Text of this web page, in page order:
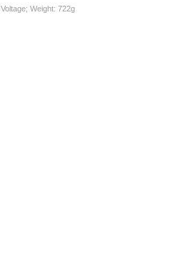
Weight: 722g